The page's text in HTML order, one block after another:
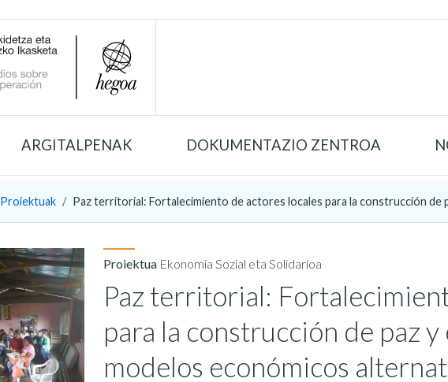
ARGITALPENAK DOKUMENTAZIO ZENTROA
Proiektuak Paz territorial: Fortalecimiento de actores locales para la construcción de
Proiektua Ekonomia Sozial eta Solidarioa
Paz territorial:
para la construcción de paz
modelos económicos